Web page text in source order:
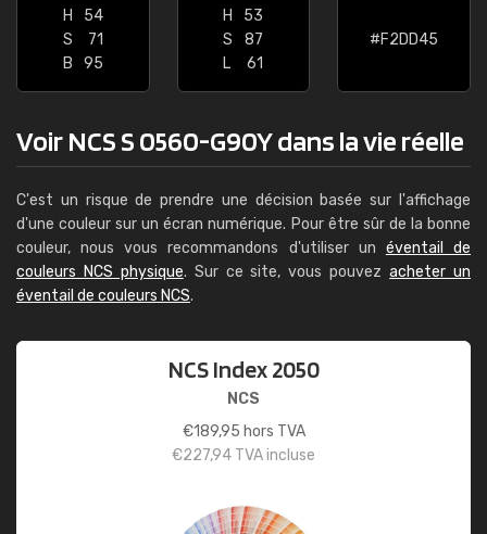
H
54
S
71
B
95
H
53
S
87
L
61
#F2DD45
Voir NCS S 0560-G90Y dans la vie réelle
C'est un risque de prendre une décision basée sur l'affichage
d'une couleur sur un écran numérique. Pour être sûr de la bonne
couleur, nous vous recommandons d'utiliser un éventail de
couleurs NCS physique. Sur ce site, vous pouvezacheter un
éventail de couleurs NCS.
NCS Index 2050
NCS
€189,95 hors TVA
€227,94 TVA incluse